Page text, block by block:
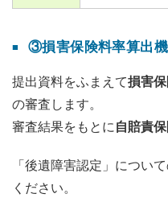
③損害保険料率算出
提出資料をふまえて損害
の審査します。
審査結果をもとに 自賠責
「後遺障害認定」につい
ください。